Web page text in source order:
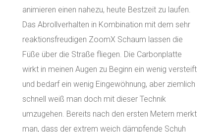
animieren einen nahezu, heute Bestzeit zu laufen.
Das Abrollverhalten in Kombination mit dem sehr
reaktionsfreudigen ZoomX Schaum lassen die
Füße über die Straße fliegen. Die Carbonplatte
wirkt in meinen Augen zu Beginn ein wenig versteift
und bedarf ein wenig Eingewöhnung, aber ziemlich
schnell weiß man doch mit dieser Technik
umzugehen. Bereits nach den ersten Metern merkt
man, dass der extrem weich dämpfende Schuh